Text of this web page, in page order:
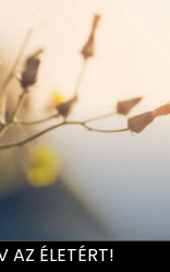
AZ ÉLETÉRT!